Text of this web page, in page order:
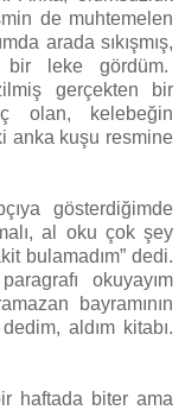
de muhtemelen
arada sıkışmış,
bir leke gördüm.
gerçekten bir
olan, kelebeğin
anka kuşu resmine
gösterdiğimde
al oku çok şey
bulamadım” dedi.
okuyayım
bayramının
aldım kitabı.
haftada biter ama